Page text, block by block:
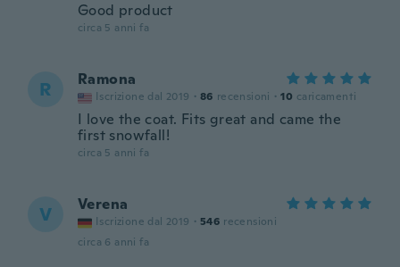
Good product
circa 5 anni fa
R Ramona
Iscrizione dal 2019 · 86 recensioni · 10 caricamenti
I love the coat. Fits great and came the
first snowfall!
circa 5 anni fa
V Verena
Iscrizione dal 2019 · 546 recensioni
circa 6 anni fa